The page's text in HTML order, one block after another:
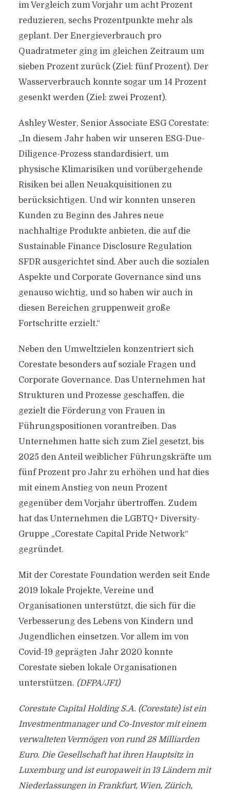
im Vergleich zum Vorjahr um acht Prozent
reduzieren, sechs Prozentpunkte mehr als
geplant. Der Energieverbrauch pro
Quadratmeter ging im gleichen Zeitraum um
sieben Prozent zurück (Ziel: fünf Prozent). Der
Wasserverbrauch konnte sogar um 14 Prozent
gesenkt werden (Ziel: zwei Prozent).
Ashley Wester, Senior Associate ESG Corestate:
„In diesem Jahr haben wir unseren ESG-Due-
Diligence-Prozess standardisiert, um
physische Klimarisiken und vorübergehende
Risiken bei allen Neuakquisitionen zu
berücksichtigen. Und wir konnten unseren
Kunden zu Beginn des Jahres neue
nachhaltige Produkte anbieten, die auf die
Sustainable Finance Disclosure Regulation
SFDR ausgerichtet sind. Aber auch die sozialen
Aspekte und Corporate Governance sind uns
genauso wichtig, und so haben wir auch in
diesen Bereichen gruppenweit große
Fortschritte erzielt.“
Neben den Umweltzielen konzentriert sich
Corestate besonders auf soziale Fragen und
Corporate Governance. Das Unternehmen hat
Strukturen und Prozesse geschaffen, die
gezielt die Förderung von Frauen in
Führungspositionen vorantreiben. Das
Unternehmen hatte sich zum Ziel gesetzt, bis
2025 den Anteil weiblicher Führungskräfte um
fünf Prozent pro Jahr zu erhöhen und hat dies
mit einem Anstieg von neun Prozent
gegenüber dem Vorjahr übertroffen. Zudem
hat das Unternehmen die LGBTQ+ Diversity-
Gruppe „Corestate Capital Pride Network“
gegründet.
Mit der Corestate Foundation werden seit Ende
2019 lokale Projekte, Vereine und
Organisationen unterstützt, die sich für die
Verbesserung des Lebens von Kindern und
Jugendlichen einsetzen. Vor allem im von
Covid-19 geprägten Jahr 2020 konnte
Corestate sieben lokale Organisationen
unterstützen. (DFPA/JF1)
Corestate Capital Holding S.A. (Corestate) ist ein
Investmentmanager und Co-Investor mit einem
verwalteten Vermögen von rund 28 Milliarden
Euro. Die Gesellschaft hat ihren Hauptsitz in
Luxemburg und ist europaweit in 13 Ländern mit
Niederlassungen in Frankfurt, Wien, Zürich,